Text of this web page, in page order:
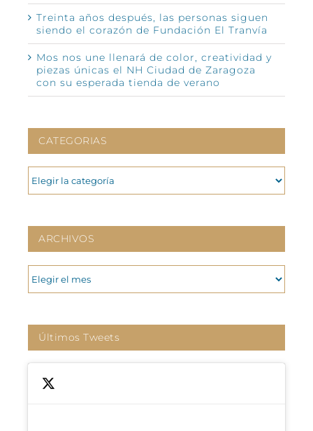
Treinta años después, las personas siguen
siendo el corazón de Fundación El Tranvía
Mos nos une llenará de color, creatividad y
piezas únicas el NH Ciudad de Zaragoza
con su esperada tienda de verano
CATEGORIAS
CATEGORIAS
ARCHIVOS
ARCHIVOS
Últimos Tweets